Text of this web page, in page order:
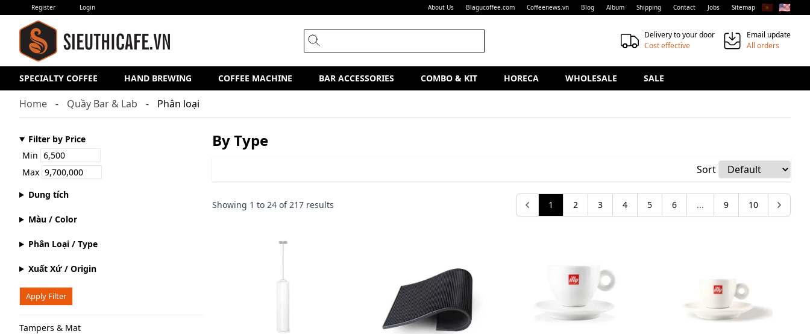
Register Login About Us Blagucoffee.com Coffeenews.vn Blog Album Shipping Contact Jobs Sitemap 🇻🇳 🇺🇸
Delivery to your door
Cost effective
Email update
All orders
SPECIALTY COFFEE HAND BREWING COFFEE MACHINE BAR ACCESSORIES COMBO & KIT HORECA WHOLESALE SALE
Home Quầy Bar & Lab Phân loại
Filter by Price
Min
Max
Dung tích
Màu / Color
Phân Loại / Type
Xuất Xứ / Origin
Apply Filter
Tampers & Mat
By Type
Sort
Showing 1 to 24 of217 results 1 2 3 4 5 6 ... 9 10